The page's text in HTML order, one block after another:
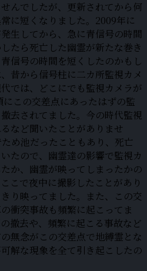
んでしたが、更新されてから何
に短くなりました。2009年に
生してから、急に青信号の時間
たら死亡した幽霊が新たな巻き
信号の時間を短くしたのかもし
昔から信号柱に二カ所監視カメ
では、どこにでも監視カメラが
この交差点にあったはずの監
去されてました。今の時代監視
など聞いたことがありませ
め池だったこともあり、死亡
たので、幽霊達の影響で監視カ
か、幽霊が映ってしまったかの
こで夜中に撮影したことがあり
り映ってました。また、この交
衝突事故も頻繁に起こってま
撤去や、頻繁に起こる事故など
無念がこの交差点で地縛霊とな
解な現象を全て引き起こしたの